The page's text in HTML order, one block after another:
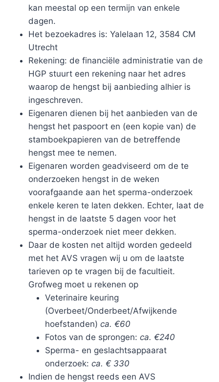
kan meestal op een termijn van enkele
dagen.
Het bezoekadres is: Yalelaan 12, 3584 CM
Utrecht
Rekening: de financiële administratie van de
HGP stuurt een rekening naar het adres
waarop de hengst bij aanbieding alhier is
ingeschreven.
Eigenaren dienen bij het aanbieden van de
hengst het paspoort en (een kopie van) de
stamboekpapieren van de betreffende
hengst mee te nemen.
Eigenaren worden geadviseerd om de te
onderzoeken hengst in de weken
voorafgaande aan het sperma-onderzoek
enkele keren te laten dekken. Echter, laat de
hengst in de laatste 5 dagen voor het
sperma-onderzoek niet meer dekken.
Daar de kosten net altijd worden gedeeld
met het AVS vragen wij u om de laatste
tarieven op te vragen bij de facultieit.
Grofweg moet u rekenen op
Veterinaire keuring
(Overbeet/Onderbeet/Afwijkende
hoefstanden) ca. €60
Fotos van de sprongen: ca. €240
Sperma- en geslachtsappaarat
onderzoek: ca. € 330
Indien de hengst reeds een AVS